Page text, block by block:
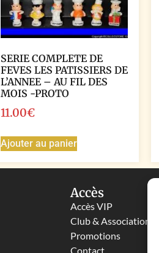
SERIE COMPLETE DE
FEVES LES PATISSIERS DE
L’ANNEE – AU FIL DES
MOIS -PROTO
11.00€
Ajouter au panier
Accès
Accès VIP
Club & Associations
Promotions
Contact